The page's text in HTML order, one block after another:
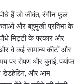
हैं जो जीवंत, रंगीन फूल
और बहुमुखी प्रतिभा के
मिट्टी के प्रकार और
वे कई सामान्य कीटों और
पर रोपण और बुवाई, पर्याप्त
डेडहेडिंग, और आम